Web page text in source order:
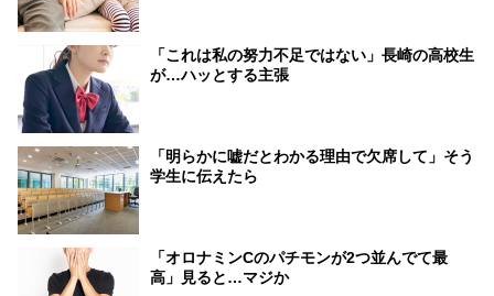
「これは私の努力不足ではない」長崎の高校生
が…ハッとする主張
「明らかに嘘だとわかる理由で欠席して」そう
学生に伝えたら
「オロナミンCのパチモンが2つ並んでて最
高」見ると…マジか